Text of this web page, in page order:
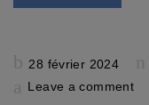
Posted
28 février 2024
Leave a comment